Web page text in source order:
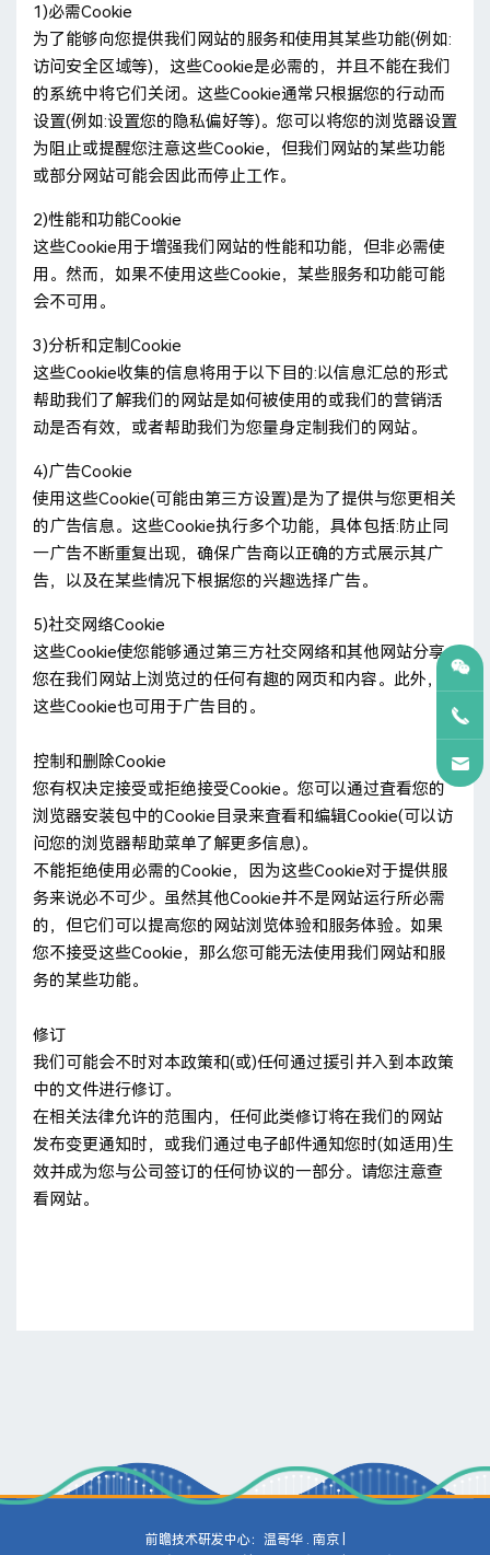
1)必需Cookie
为了能够向您提供我们网站的服务和使用其某些功能(例如:
访问安全区域等)，这些Cookie是必需的，并且不能在我们
的系统中将它们关闭。这些Cookie通常只根据您的行动而
设置(例如:设置您的隐私偏好等)。您可以将您的浏览器设置
为阻止或提醒您注意这些Cookie，但我们网站的某些功能
或部分网站可能会因此而停止工作。
2)性能和功能Cookie
这些Cookie用于增强我们网站的性能和功能，但非必需使
用。然而，如果不使用这些Cookie，某些服务和功能可能
会不可用。
3)分析和定制Cookie
这些Cookie收集的信息将用于以下目的:以信息汇总的形式
帮助我们了解我们的网站是如何被使用的或我们的营销活
动是否有效，或者帮助我们为您量身定制我们的网站。
4)广告Cookie
使用这些Cookie(可能由第三方设置)是为了提供与您更相关
的广告信息。这些Cookie执行多个功能，具体包括:防止同
一广告不断重复出现，确保广告商以正确的方式展示其广
告，以及在某些情况下根据您的兴趣选择广告。
5)社交网络Cookie
这些Cookie使您能够通过第三方社交网络和其他网站分享
您在我们网站上浏览过的任何有趣的网页和内容。此外，
这些Cookie也可用于广告目的。
控制和删除Cookie
您有权决定接受或拒绝接受Cookie。您可以通过査看您的
浏览器安装包中的Cookie目录来査看和编辑Cookie(可以访
问您的浏览器帮助菜单了解更多信息)。
不能拒绝使用必需的Cookie，因为这些Cookie对于提供服
务来说必不可少。虽然其他Cookie并不是网站运行所必需
的，但它们可以提高您的网站浏览体验和服务体验。如果
您不接受这些Cookie，那么您可能无法使用我们网站和服
务的某些功能。
修订
我们可能会不时对本政策和(或)任何通过援引并入到本政策
中的文件进行修订。
在相关法律允许的范围内，任何此类修订将在我们的网站
发布变更通知时，或我们通过电子邮件通知您时(如适用)生
效并成为您与公司签订的任何协议的一部分。请您注意查
看网站。
前瞻技术研发中心：温哥华 . 南京 |